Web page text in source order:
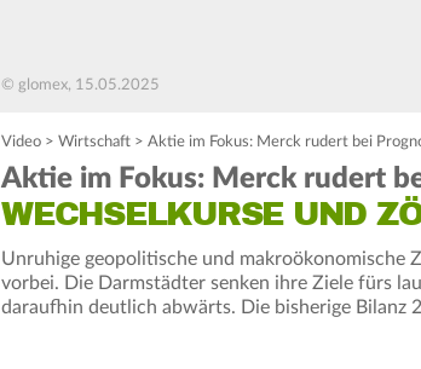
© glomex, 15.05.2025
Video > Wirtschaft > Aktie im Fokus: Merck rudert bei
Aktie im Fokus: Merck rudert
WECHSELKURSE UND
Unruhige geopolitische und makroökonomische
vorbei. Die Darmstädter senken ihre Ziele fürs
daraufhin deutlich abwärts. Die bisherige Bilanz